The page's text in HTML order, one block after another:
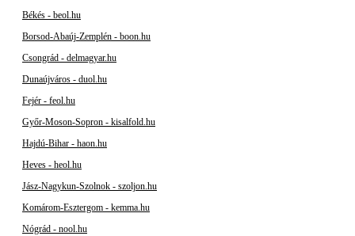
Békés - beol.hu
Borsod-Abaúj-Zemplén - boon.hu
Csongrád - delmagyar.hu
Dunaújváros - duol.hu
Fejér - feol.hu
Győr-Moson-Sopron - kisalfold.hu
Hajdú-Bihar - haon.hu
Heves - heol.hu
Jász-Nagykun-Szolnok - szoljon.hu
Komárom-Esztergom - kemma.hu
Nógrád - nool.hu